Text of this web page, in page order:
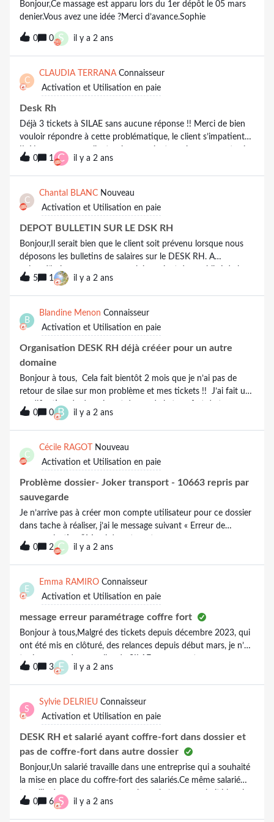
Bonjour,Ce massage est apparu lors du 1er dépôt le 05 mars
denier.Vous avez une idée ?Merci d’avance.Sophie
0 0 S il y a 2 ans
C
CLAUDIA TERRANA Connaisseur
Activation et Utilisation en paie
Desk Rh
Déjà 3 tickets à SILAE sans aucune réponse !! Merci de bien
vouloir répondre à cette problématique, le client s’impatiente
!! Nous avons un client qui ne parvient pas à se connecter à
son Desk Rh. Il a suivi correctement les instructions de départ
en suivant le lien, puis mot de passe oublié, son mot de passe
était valide mais lorsqu’il essaie de se connecter, il a le message
suivant : “mauvais login ou mot de passe”.Il a tenté de
réinitialiser son mot de passe mais en vain. Je précise qu’il a
une adresse gmail, ça ne devrait donc pas poser de problème.
Pas de retour de Silae, message envoyé déjà 2 fois, le client n’a
donc pas pu récupérer ses bulletins de janvier.Est ce que
quelqu’un a rencontré le même problème et surtout est-ce
que quelqu’un a la solution ?
0 1 C il y a 2 ans
C
Chantal BLANC Nouveau
Activation et Utilisation en paie
DEPOT BULLETIN SUR LE DSK RH
Bonjour,Il serait bien que le client soit prévenu lorsque nous
déposons les bulletins de salaires sur le DESK RH. A
aujourd’hui aucun message ne lui parvient donc obligé de le
prévenir par mail séparé…Avez-vous une astuce afin que le
client soit informé du dépôt ?Merci
5 1 il y a 2 ans
B
Blandine Menon Connaisseur
Activation et Utilisation en paie
Organisation DESK RH déjà crééer pour un autre
domaine
Bonjour à tous, Cela fait bientôt 2 mois que je n’ai pas de
retour de silae sur mon problème et mes tickets !! J’ai fait une
modification de domaine et demande le transfert de tous mes
clients liés de mon ancien domaine identifiant SILAE.
Impossible d’avoir un retour une personne. J’ai communiqué
l’avenant etc.. Rien. J’ai bloquée la facture … Rien.. C’est
INADMISSIBLE !!!! Le commercial fait le sourd et le service
également !! Le service client est très décevant !!
0 0 B il y a 2 ans
C
Cécile RAGOT
Nouveau
Activation et Utilisation en paie
Problème dossier- Joker transport - 10663 repris par
sauvegarde
Je n’arrive pas à créer mon compte utilisateur pour ce dossier
dans tache à réaliser, j’ai le message suivant « Erreur de
communication “.Merci de votre retour
0
2 C il y a 2 ans
E
Emma RAMIRO Connaisseur
Activation et Utilisation en paie
message erreur paramétrage coffre fort
Bonjour à tous,Malgré des tickets depuis décembre 2023, qui
ont été mis en clôturé, des relances depuis début mars, je n’ai
toujours pas de nouvelles de SILAE concernant un message
d’erreur qui intervient au niveau de la création des utilisateurs.
Voici le message ci dessous. Du coup, je suis bloquée et je ne
sais pas comment avancer sur le paramétrage. Si quelqu’un a
une idée de ce qui pourrait bloqué en attendant que SILAE se
manifeste.. Merci à tous de votre aide.Emma
0 3 E il y a 2 ans
S
Sylvie DELRIEU Connaisseur
Activation et Utilisation en paie
DESK RH et salarié ayant coffre-fort dans dossier et
pas de coffre-fort dans autre dossier
Bonjour,Un salarié travaille dans une entreprise qui a souhaité
la mise en place du coffre-fort des salariés.Ce même salarié
travaille dans une autre entreprise qui n’a pas souhaité la mise
en place du coffre-fort des salariés. Dans ce dossier, son mail
n’est pas renseigné et il est indiqué que le salarié a refusé le
0 6 S il y a 2 ans